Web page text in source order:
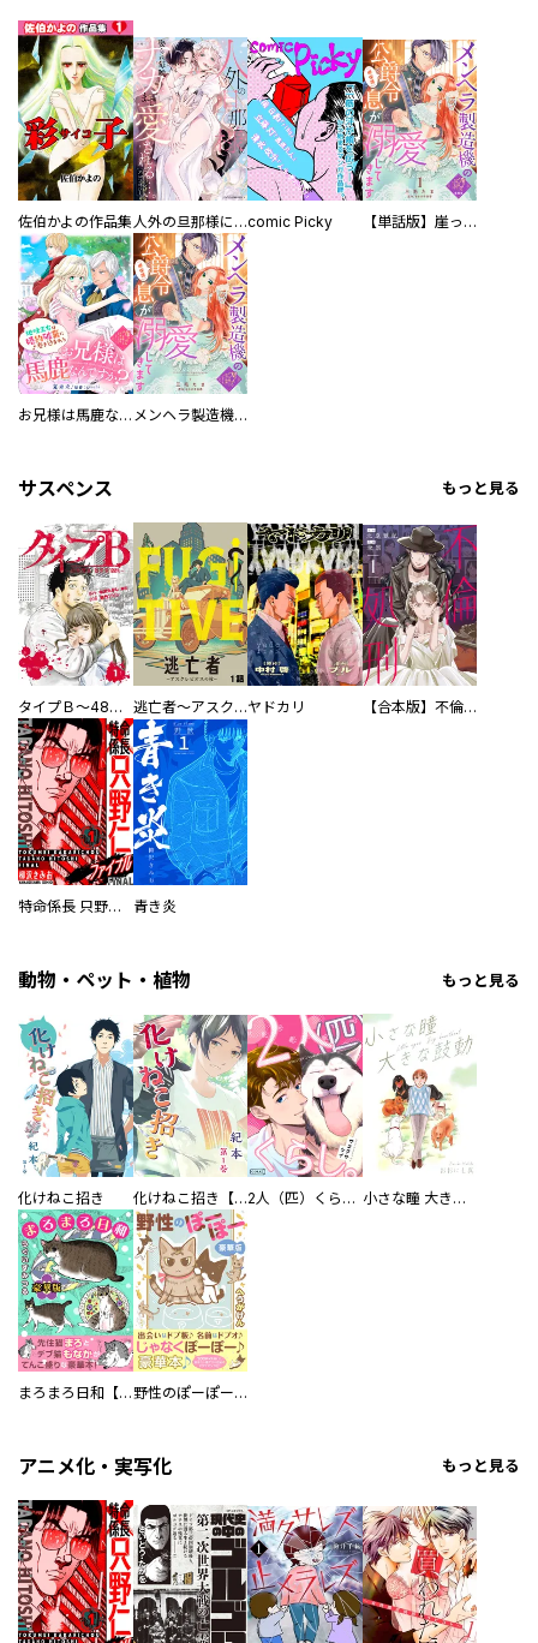
佐伯かよの作品集 人外の旦那様に娶られ毎晩ナカまで愛される…。アンソロジーcomic Picky 【単話版】崖っぷち令嬢ですが、意地と策略で幸せになります！シリーズ
お兄様は馬鹿なんですか？～地味王女は婚約破棄に巻き込まれる～ メンヘラ製造機の公爵令息（過保護）が溺愛してきます
サスペンス もっと見る
タイプＢ～48時間後、致死率100％～【単話】 逃亡者～アスクレピオスの杖～ヤドカリ 【合本版】不倫処刑
特命係長 只野仁ファイナル 愛蔵版 青き炎
動物・ペット・植物 もっと見る
化けねこ招き 化けねこ招き【描きおろし付合冊版】 2人（匹）くらし。 小さな瞳 大きな鼓動
まろまろ日和【豪華版】 野性のぽーぽー【豪華版】
アニメ化・実写化 もっと見る